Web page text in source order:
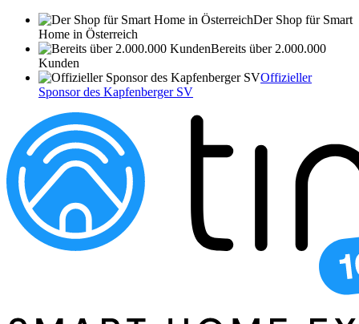
Der Shop für Smart
Home in Österreich
Bereits über 2.000.000
Kunden
Offizieller
Sponsor des Kapfenberger SV